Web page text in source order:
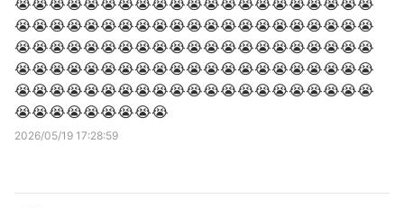
😭😭😭😭😭😭😭😭😭😭😭😭😭😭😭😭😭😭😭😭😭
😭😭😭😭😭😭😭😭😭😭😭😭😭😭😭😭😭😭😭😭😭
😭😭😭😭😭😭😭😭😭😭😭😭😭😭😭😭😭😭😭😭😭
😭😭😭😭😭😭😭😭😭😭😭😭😭😭😭😭😭😭😭😭😭
😭😭😭😭😭😭😭😭😭😭😭😭😭😭😭😭😭😭😭😭😭
😭😭😭😭😭😭😭😭😭
2026/05/19 17:28:59